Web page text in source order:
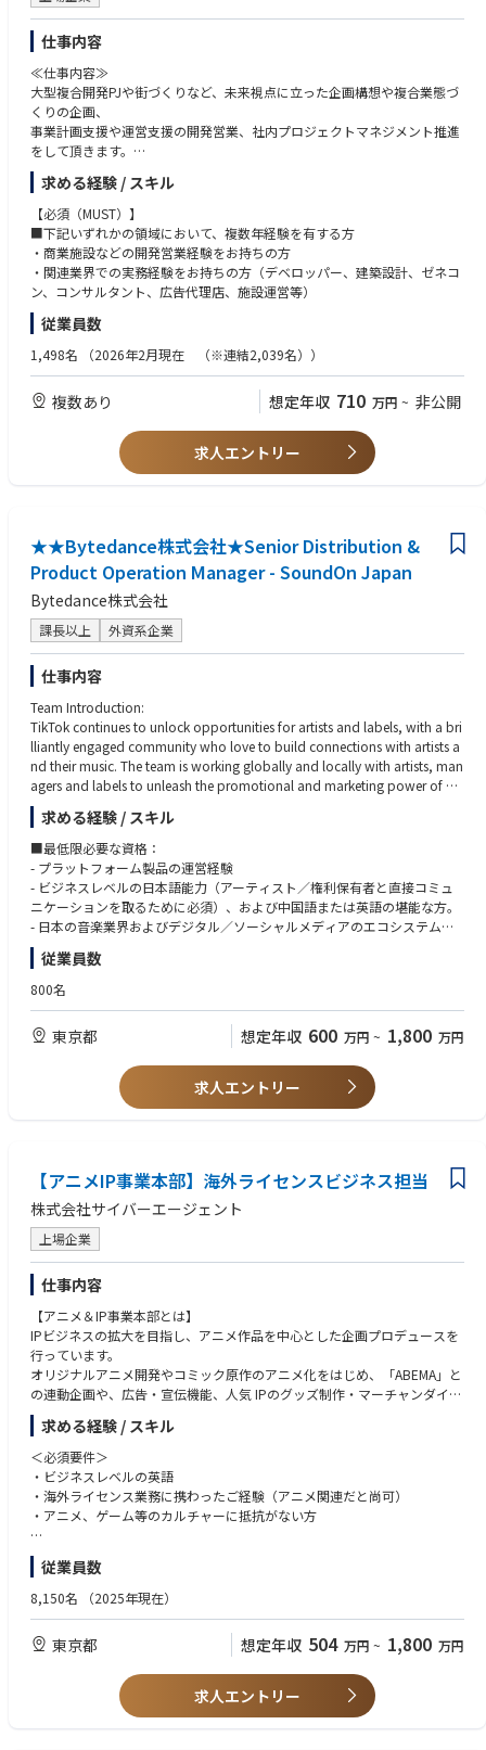
・裁量労働制で年俸は初年度最大2000万円（成果次第で翌年以降は300
0〜5000万円も可）
・コアメンバーとして「会社のルールをつくる」側で会社づくりに携われ
・希望する場合はクロスボーダー案件担当
【手掛けるイベントの種類】
・マーケティング系イベント
ビジネスカンファレンス／ラウンドテーブル／セミナー／新商品発表会／
PRイベントなど
・インターナルイベント（顧客社内向け）
社員総会／キックオフ／表彰式／周年式典など
・学術・研究イベント
シンポジウム／研究報告会／学術集会など
・BtoCイベント
新商品発表会（消費者向け）／ファンミーティング／スポーツ大会／エン
タメイベントなど
仕事内容
≪仕事内容≫
大型複合開発PJや街づくりなど、未来視点に立った企画構想や複合業態づ
くりの企画、
事業計画支援や運営支援の開発営業、社内プロジェクトマネジメント推進
をして頂きます。
・ディベロッパーや鉄道会社などへの開発営業活動
（大型複合開発PJの開発初期段階におけるディベロッパーサポート業務の
開発営業など）
（社内外PJメンバーと共に業務提案書作成、営業折衝契約手続き、業務推
進）
・複合業態づくり（企画、事業、運営）における社内プロジェクトマネジ
・その他新領域事業開発
・営業推進部門との連携推進
大型複合施設、複合業態開発（商業、ワークプレイス、エンタメ、温浴、
・女性活躍推進についても、優良企業として「えるぼし認定」を受けてい
ます。
求める経験 / スキル
【必須（MUST）】
■下記いずれかの領域において、複数年経験を有する方
・商業施設などの開発営業経験をお持ちの方
・関連業界での実務経験をお持ちの方（デベロッパー、建築設計、ゼネコ
ン、コンサルタント、広告代理店、施設運営等）
従業員数
1,498名 （2026年2月現在 （※連結2,039名））
複数あり 想定年収 710 万円 ~ 非公開
求人エントリー
★★Bytedance株式会社★Senior Distribution &
Product Operation Manager - SoundOn Japan
Bytedance株式会社
課長以上 外資系企業
仕事内容
Team Introduction:
TikTok continues to unlock opportunities for artists and labels, with a bri
lliantly engaged community who love to build connections with artists a
nd their music. The team is working globally and locally with artists, man
agers and labels to unleash the promotional and marketing power of Tik
Tok, helping talents to secure success on the platform, music streamings,
hit charts and brand collaborations.
What's SoundOn:
SoundOn is a music distributor that allows musicians to distribute their
music work directly to TikTok products and other DSPs. Our vision is to n
urture the local independent artists by supporting them in distribution, p
Responsibilities:
1. Music Distribution & Platform Operations:
- Assist key account users in resolving difficulties and issues related to mus
ic distribution, ensuring timely and accurate music release across platfor
- Collect daily user feedback, extract product requirements, discuss soluti
ons with product managers, and follow up on product feature iterations
- Promote the product among target users, monitor and analyze usage
data to improve adoption rates and iteratively enhance user experience.
2. Strategic Analysis & Process Improvement:
- Conduct competitive product research, promptly identify competitors’
product trends, and share actionable insights with relevant teams.
- Regularly share product operational issues and best practices with the c
entral team, driving the optimization of internal SOPs and processes.
3. Cross-Functional Collaboration & Artist Promotion (aligned with Soun
dOn vision):
- Collaborate with account managers and the global music team to prov
ide music promotion strategies, supporting both Japanese artists globall
y and international artists locally.
- Develop creative concepts for influencer marketing campaigns, analyze
key statistics to measure success and ROI, and guide the production of e
ffective strategies.
=========================================================
★楽曲を世界中に広げられる “配信 × プロモーション × 分析” の統合プ
■SoundOnとは：
SoundOnは、ミュージシャンがTikTok製品やその他のDSPに楽曲を直接配
信できる音楽配信サービスです。SoundOnのビジョンは、配信、プロモー
アーティストを育成することです。
求める経験 / スキル
■最低限必要な資格：
- プラットフォーム製品の運営経験
- ビジネスレベルの日本語能力（アーティスト／権利保有者と直接コミュ
ニケーションを取るために必須）、および中国語または英語の堪能な方。
- 日本の音楽業界およびデジタル／ソーシャルメディアのエコシステムに
関する深い理解。
- 優れた問題解決能力、技術力、そして音楽への情熱。
- データ分析ツール（Excel、スプレッドシートなど）およびデータに基づ
- 優れたコミュニケーション能力、交渉力、そして地域を越えたコラボレ
ーション能力。
- 積極性、組織力、そして厳しい納期においても高品質な成果物を提供で
- 様々なデジタルプラットフォームを網羅した360度音楽マーケティングに
関する知識。
- 日本のアーティストやクリエイターとの深いネットワークと深い理解。
- ショートビデオプラットフォームでの経験と、バイラルトレンドへの鋭
い感度。
従業員数
800名
東京都 想定年収 600 万円 ~ 1,800 万円
求人エントリー
【アニメIP事業本部】海外ライセンスビジネス担当
株式会社サイバーエージェント
上場企業
仕事内容
【アニメ＆IP事業本部とは】
IPビジネスの拡大を目指し、アニメ作品を中心とした企画プロデュースを
行っています。
オリジナルアニメ開発やコミック原作のアニメ化をはじめ、「ABEMA」と
の連動企画や、広告・宣伝機能、人気 IPのグッズ制作・マーチャンダイジ
ング機能など、グローバル市場を見据えた総合的な事業を展開していま
す。
【アニメ&IP事業本部の特徴】
・新設の部門でサイバーエージェントグループとしても注力している部門
です。
・ほぼ中途採用の方で形成されている部門なので馴染みやすいかと思いま
・経験者をしっかり採用していく方針なので、平均年齢も全社の平均と比
較すると高く、落ち着いた方の多い部門です。（40代の方も複数在籍して
います。）
・男女比はほぼ半々。（若干男性の方が多いようです。）
・海外展開を強化します。特に中国を中心としたアジアマーケットの開拓
求める経験 / スキル
＜必須要件＞
・ビジネスレベルの英語
・海外ライセンス業務に携わったご経験（アニメ関連だと尚可）
・アニメ、ゲーム等のカルチャーに抵抗がない方
＜歓迎要件＞
・商品企画、制作（ディレクション・プロデュース問わず）
・Photoshop、illustratorの使用経験
験
・音楽、エンタメ、IP開発、プランニングにご興味がある方
・事業立ち上げ経験
・数字に強い方
従業員数
8,150名 （2025年現在）
東京都 想定年収 504 万円 ~ 1,800 万円
求人エントリー